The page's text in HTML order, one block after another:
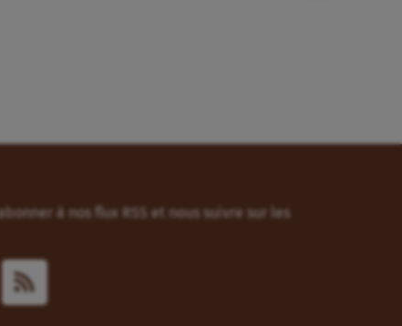
à nos flux RSS et nous suivre sur les